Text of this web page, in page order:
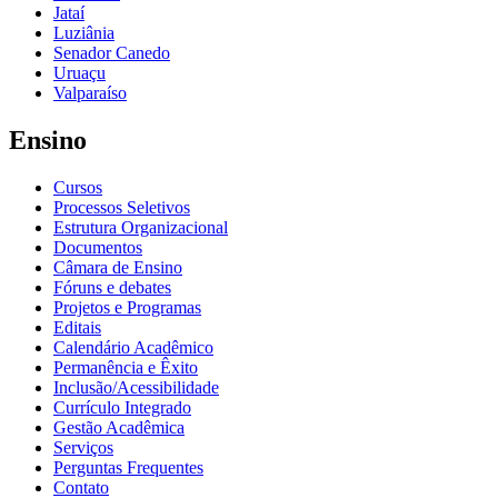
Jataí
Luziânia
Senador Canedo
Uruaçu
Valparaíso
Ensino
Cursos
Processos Seletivos
Estrutura Organizacional
Documentos
Câmara de Ensino
Fóruns e debates
Projetos e Programas
Editais
Calendário Acadêmico
Permanência e Êxito
Inclusão/Acessibilidade
Currículo Integrado
Gestão Acadêmica
Serviços
Perguntas Frequentes
Contato